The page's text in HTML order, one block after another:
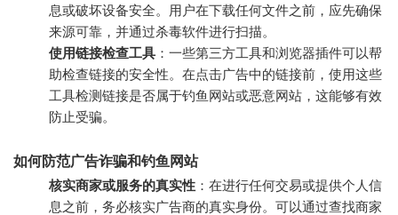
息或破坏设备安全。用户在下载任何文件之前，应先确保
来源可靠，并通过杀毒软件进行扫描。
使用链接检查工具 ：一些第三方工具和浏览器插件可以帮
助检查链接的安全性。在点击广告中的链接前，使用这些
工具检测链接是否属于钓鱼网站或恶意网站，这能够有效
防止受骗。
如何防范广告诈骗和钓鱼网站
核实商家或服务的真实性 ：在进行任何交易或提供个人信
息之前，务必核实广告商的真实身份。可以通过查找商家